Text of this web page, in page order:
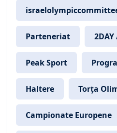
Parteneriat 2DAY
Peak Sport
Haltere Torța
Campionate Europene